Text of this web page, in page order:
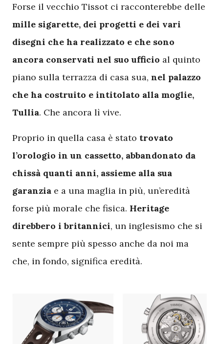
Forse il vecchio Tissot ci racconterebbe delle
mille sigarette, dei progetti e dei vari
disegni che ha realizzato e che sono
ancora conservati nel suo ufficio al quinto
piano sulla terrazza di casa sua, nel palazzo
che ha costruito e intitolato alla moglie,
Tullia. Che ancora lì vive.
Proprio in quella casa è stato trovato
l’orologio in un cassetto, abbandonato da
chissà quanti anni, assieme alla sua
garanzia e a una maglia in più, un’eredità
forse più morale che fisica. Heritage
direbbero i britannici, un inglesismo che si
sente sempre più spesso anche da noi ma
che, in fondo, significa eredità.